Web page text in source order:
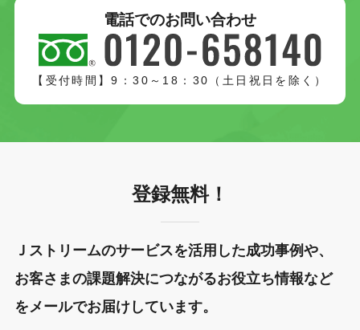
電話でのお問い合わせ
【受付時間】9：30～18：30（土日祝日を除く）
登録無料！
Ｊストリームのサービスを活用した成功事例や、
お客さまの課題解決につながるお役立ち情報など
をメールでお届けしています。